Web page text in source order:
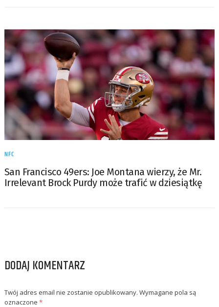
NFC
San Francisco 49ers: Joe Montana wierzy, że Mr.
Irrelevant Brock Purdy może trafić w dziesiątkę
DODAJ KOMENTARZ
Twój adres email nie zostanie opublikowany. Wymagane pola są
oznaczone *